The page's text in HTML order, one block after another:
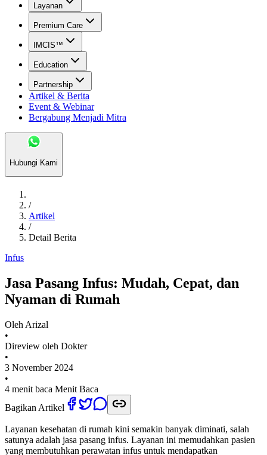
Layanan
Premium Care
IMCIS™
Education
Partnership
Artikel & Berita
Event & Webinar
Bergabung Menjadi Mitra
Hubungi Kami
/
Artikel
/
Detail Berita
Infus
Jasa Pasang Infus: Mudah, Cepat, dan
Nyaman di Rumah
Oleh Arizal
•
Direview oleh Dokter
•
3 November 2024
•
4 menit baca Menit Baca
Bagikan Artikel
Layanan kesehatan di rumah kini semakin banyak diminati, salah
satunya adalah jasa pasang infus. Layanan ini memudahkan pasien
yang membutuhkan perawatan infus untuk mendapatkan